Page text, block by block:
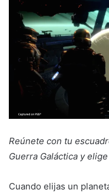
Reúnete con tu
Guerra Galáctica y
Cuando elijas un